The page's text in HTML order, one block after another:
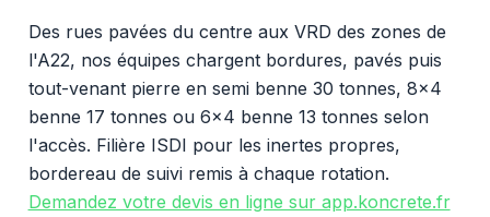
Des rues pavées du centre aux VRD des zones de
l'A22, nos équipes chargent bordures, pavés puis
tout-venant pierre en semi benne 30 tonnes, 8x4
benne 17 tonnes ou 6x4 benne 13 tonnes selon
l'accès. Filière ISDI pour les inertes propres,
bordereau de suivi remis à chaque rotation.
Demandez votre devis en ligne sur app.koncrete.fr